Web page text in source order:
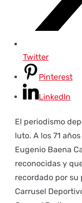
Twitter
Pinterest
LinkedIn
El periodismo
luto. A los 71
Eugenio Baena
reconocidas y
recordado por su
Carrusel